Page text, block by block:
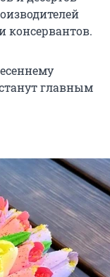
консервантов.
главным